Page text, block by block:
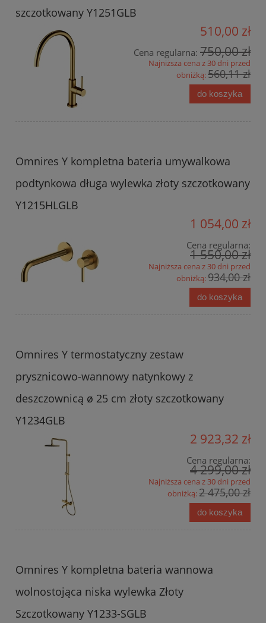
szczotkowany Y1251GLB
510,00 zł
Cena regularna: 750,00 zł
Najniższa cena z 30 dni przed
obniżką:560,11 zł
do koszyka
Omnires Y kompletna bateria umywalkowa
podtynkowa długa wylewka złoty szczotkowany
Y1215HLGLB
1 054,00 zł
Cena regularna:
1 550,00 zł
Najniższa cena z 30 dni przed
obniżką:934,00 zł
do koszyka
Omnires Y termostatyczny zestaw
prysznicowo-wannowy natynkowy z
deszczownicą ø 25 cm złoty szczotkowany
Y1234GLB
2 923,32 zł
Cena regularna:
4 299,00 zł
Najniższa cena z 30 dni przed
obniżką:2 475,00 zł
do koszyka
Omnires Y kompletna bateria wannowa
wolnostojąca niska wylewka Złoty
Szczotkowany Y1233-SGLB